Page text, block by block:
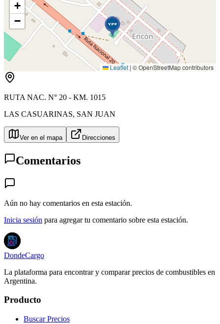
+
−
Leaflet | © OpenStreetMap contributors
RUTA NAC. N° 20 - KM. 1015
LAS CASUARINAS, SAN JUAN
Ver en el mapa Direcciones
Comentarios
Aún no hay comentarios en esta estación.
Inicia sesión para agregar tu comentario sobre esta estación.
DondeCargo
La plataforma para encontrar y comparar precios de combustibles en
Argentina.
Producto
Buscar Precios